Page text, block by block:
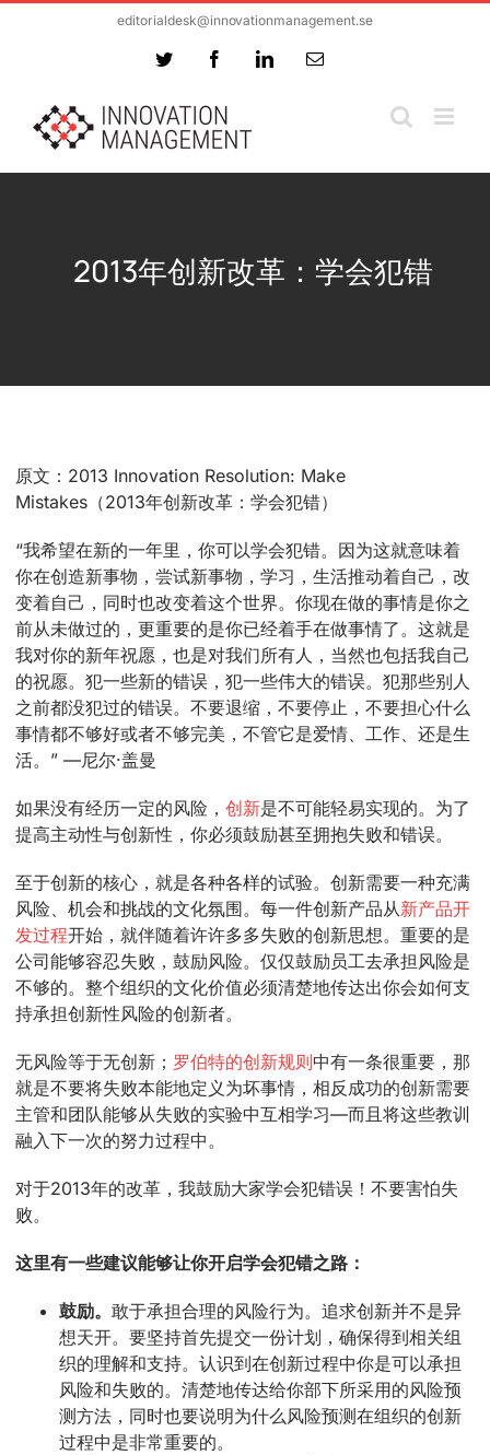
editorialdesk@innovationmanagement.se
Twitter FacebookLinkedInEmail
2013年创新改革：学会犯错
原文：2013 Innovation Resolution: Make
Mistakes（2013年创新改革：学会犯错）
“我希望在新的一年里，你可以学会犯错。因为这就意味着
你在创造新事物，尝试新事物，学习，生活推动着自己，改
变着自己，同时也改变着这个世界。你现在做的事情是你之
前从未做过的，更重要的是你已经着手在做事情了。这就是
我对你的新年祝愿，也是对我们所有人，当然也包括我自己
的祝愿。犯一些新的错误，犯一些伟大的错误。犯那些别人
之前都没犯过的错误。不要退缩，不要停止，不要担心什么
事情都不够好或者不够完美，不管它是爱情、工作、还是生
活。” —尼尔·盖曼
如果没有经历一定的风险，创新是不可能轻易实现的。为了
提高主动性与创新性，你必须鼓励甚至拥抱失败和错误。
至于创新的核心，就是各种各样的试验。创新需要一种充满
风险、机会和挑战的文化氛围。每一件创新产品从新产品开
发过程开始，就伴随着许许多多失败的创新思想。重要的是
公司能够容忍失败，鼓励风险。仅仅鼓励员工去承担风险是
不够的。整个组织的文化价值必须清楚地传达出你会如何支
持承担创新性风险的创新者。
无风险等于无创新； 罗伯特的创新规则中有一条很重要，那
就是不要将失败本能地定义为坏事情，相反成功的创新需要
主管和团队能够从失败的实验中互相学习—而且将这些教训
融入下一次的努力过程中。
对于2013年的改革，我鼓励大家学会犯错误！不要害怕失
败。
这里有一些建议能够让你开启学会犯错之路：
鼓励。敢于承担合理的风险行为。追求创新并不是异
想天开。要坚持首先提交一份计划，确保得到相关组
织的理解和支持。认识到在创新过程中你是可以承担
风险和失败的。清楚地传达给你部下所采用的风险预
测方法，同时也要说明为什么风险预测在组织的创新
过程中是非常重要的。